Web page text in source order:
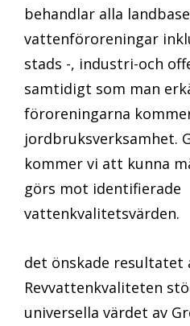
behandlar alla
vattenföroreningar
stads -, industri-och
samtidigt som man
föroreningarna
jordbruksverksamhet.
kommer vi att kunna
görs mot identifierade
vattenkvalitetsvärden.
det önskade resultatet
Revvattenkvaliteten
universella värdet av